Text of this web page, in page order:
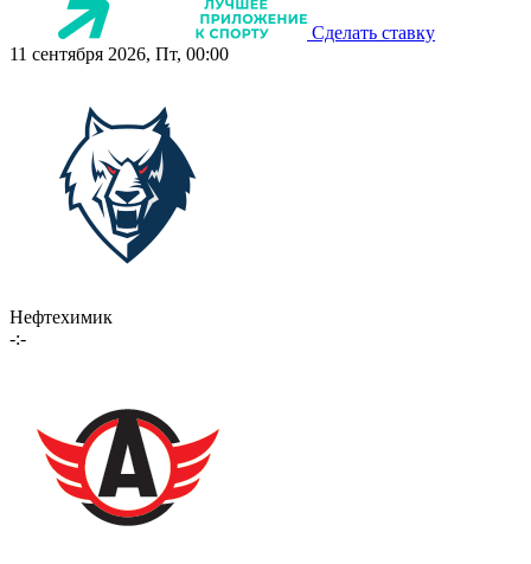
Сделать ставку
11 сентября 2026, Пт, 00:00
Нефтехимик
-:-